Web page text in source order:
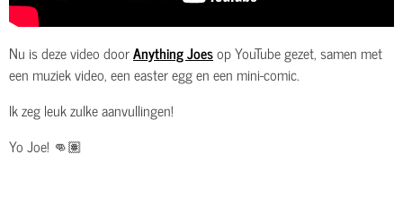
Nu is deze video doorAnything Joesop YouTube gezet, samen met
een muziek video, een easter egg en een mini-comic.
Ik zeg leuk zulke aanvullingen!
Yo Joe! 👊🏽